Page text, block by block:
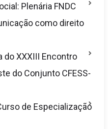
Plenária FNDC
como direito
do XXXIII Encontro
do Conjunto CFESS-
de Especialização